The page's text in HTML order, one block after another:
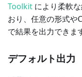
Toolkit により柔軟
おり、任意の形式や
で結果を出力できま
デフォルト出力